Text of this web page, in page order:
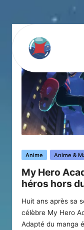
Posted
Anime Anime &
My Hero
héros hors
Huit ans après sa
célèbre My Hero
Adapté du manga